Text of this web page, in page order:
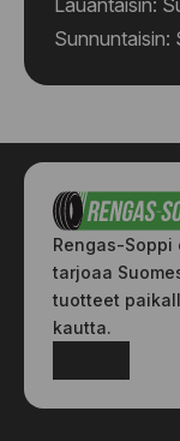
Sunnuntaisin:
Rengas-Soppi
tarjoaa
tuotteet
kautta.